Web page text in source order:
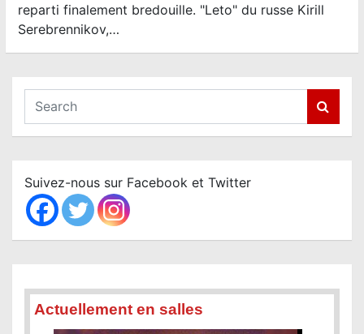
reparti finalement bredouille. "Leto" du russe Kirill
Serebrennikov,…
a
c
h
Suivez-nous sur Facebook et Twitter
Actuellement en salles